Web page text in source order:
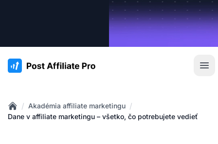
:site.title
Home
/ Akadémia affiliate marketingu /
Dane v affiliate marketingu – všetko, čo potrebujete vedieť